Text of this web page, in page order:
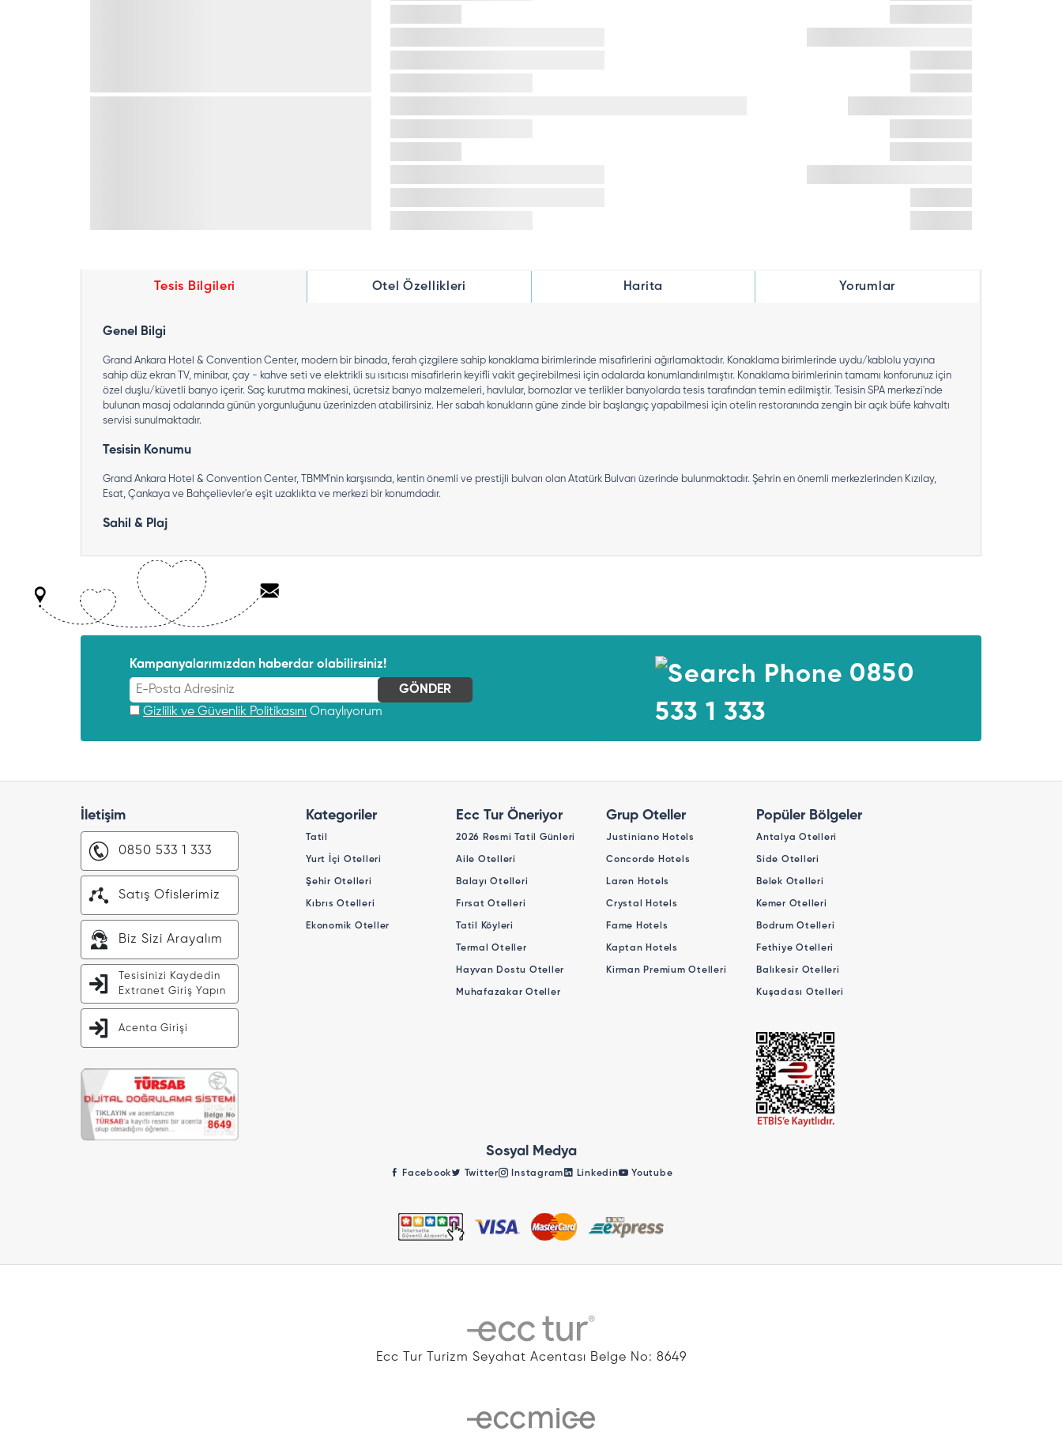
Tesis Bilgileri Otel Özellikleri Harita Yorumlar
Genel Bilgi
Grand Ankara Hotel & Convention Center, modern bir binada, ferah çizgilere sahip konaklama birimlerinde misafirlerini ağırlamaktadır. Konaklama birimlerinde uydu/kablolu yayına
sahip düz ekran TV, minibar, çay - kahve seti ve elektrikli su ısıtıcısı misafirlerin keyifli vakit geçirebilmesi için odalarda konumlandırılmıştır. Konaklama birimlerinin tamamı konforunuz için
özel duşlu/küvetli banyo içerir. Saç kurutma makinesi, ücretsiz banyo malzemeleri, havlular, bornozlar ve terlikler banyolarda tesis tarafından temin edilmiştir. Tesisin SPA merkezi'nde
bulunan masaj odalarında günün yorgunluğunu üzerinizden atabilirsiniz. Her sabah konukların güne zinde bir başlangıç yapabilmesi için otelin restoranında zengin bir açık büfe kahvaltı
servisi sunulmaktadır.
Tesisin Konumu
Grand Ankara Hotel & Convention Center, TBMM'nin karşısında, kentin önemli ve prestijli bulvarı olan Atatürk Bulvarı üzerinde bulunmaktadır. Şehrin en önemli merkezlerinden Kızılay,
Esat, Çankaya ve Bahçelievler'e eşit uzaklıkta ve merkezi bir konumdadır.
Sahil & Plaj
Kampanyalarımızdan haberdar olabilirsiniz!
Gizlilik ve Güvenlik Politikasını Onaylıyorum
0850
533 1 333
İletişim
0850 533 1 333
Satış Ofislerimiz
Biz Sizi Arayalım
Tesisinizi Kaydedin
Extranet Giriş Yapın
Acenta Girişi
Kategoriler
Tatil
Yurt İçi Otelleri
Şehir Otelleri
Kıbrıs Otelleri
Ekonomik Oteller
Ecc Tur Öneriyor
2026 Resmi Tatil Günleri
Aile Otelleri
Balayı Otelleri
Fırsat Otelleri
Tatil Köyleri
Termal Oteller
Hayvan Dostu Oteller
Muhafazakar Oteller
Grup Oteller
Justiniano Hotels
Concorde Hotels
Laren Hotels
Crystal Hotels
Fame Hotels
Kaptan Hotels
Kirman Premium Otelleri
Popüler Bölgeler
Antalya Otelleri
Side Otelleri
Belek Otelleri
Kemer Otelleri
Bodrum Otelleri
Fethiye Otelleri
Balıkesir Otelleri
Kuşadası Otelleri
Sosyal Medya
Facebook Twitter Instagram Linkedin Youtube
Ecc Tur Turizm Seyahat Acentası Belge No: 8649